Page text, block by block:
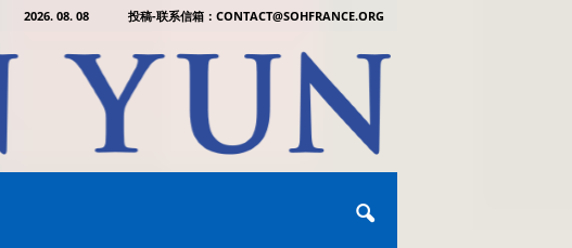
2026. 08. 08 投稿-联系信箱：CONTACT@SOHFRANCE.ORG